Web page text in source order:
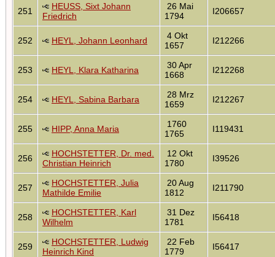
251
HEUSS, Sixt Johann
Friedrich
26 Mai
1794
I206657
252 HEYL, Johann Leonhard
4 Okt
1657
I212266
253 HEYL, Klara Katharina
30 Apr
1668
I212268
254 HEYL, Sabina Barbara
28 Mrz
1659
I212267
255 HIPP, Anna Maria
1760
1765
I119431
256
HOCHSTETTER, Dr. med.
Christian Heinrich
12 Okt
1780
I39526
257
HOCHSTETTER, Julia
Mathilde Emilie
20 Aug
1812
I211790
258
HOCHSTETTER, Karl
Wilhelm
31 Dez
1781
I56418
259
HOCHSTETTER, Ludwig
Heinrich Kind
22 Feb
1779
I56417